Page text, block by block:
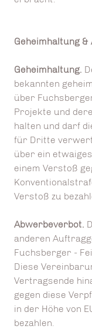
Geheimhaltung
Geheimhaltung.
bekannten
über
Projekte und
halten und darf
für Dritte
über ein
einem Verstoß
Verstoß zu
Abwerbeverbot.
anderen
Fuchsberger -
Diese
Vertragsende
gegen diese
in der Höhe von
bezahlen.